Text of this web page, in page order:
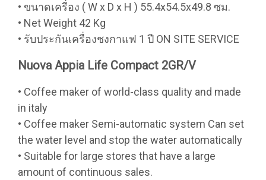
• ขนาดเครื่อง ( W x D x H ) 55.4x54.5x49.8 ซม.
• Net Weight 42 Kg
• รับประกันเครื่องชงกาแฟ 1 ปี ON SITE SERVICE
Nuova Appia Life Compact 2GR/V
• Coffee maker of world-class quality and made
in italy
• Coffee maker Semi-automatic system Can set
the water level and stop the water automatically
• Suitable for large stores that have a large
amount of continuous sales.